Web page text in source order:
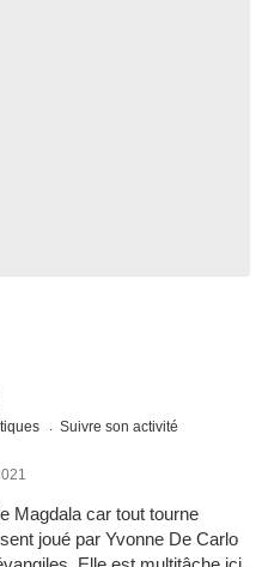
Suivre son activité
Magdala car tout tourne
joué par Yvonne De Carlo